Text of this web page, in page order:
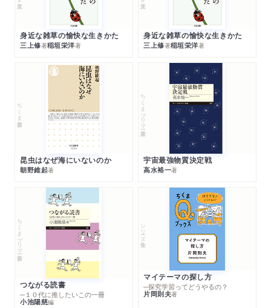
身近な雑草の愉快な生きかた
三上修著稲垣栄洋著
身近な雑草の愉快な生きかた
三上修著稲垣栄洋著
ちくま新書
昆虫はなぜ海にいないのか
朝野維起著
ちくまプリマー新書
宇宙最強物質決定戦
高水裕一著
ちくまプリマー新書
つながる読書
─１０代に推したいこの一冊
小池陽慈編
シリーズ・全集
マイテーマの探し方
─探究学習ってどうやるの？
片岡則夫著